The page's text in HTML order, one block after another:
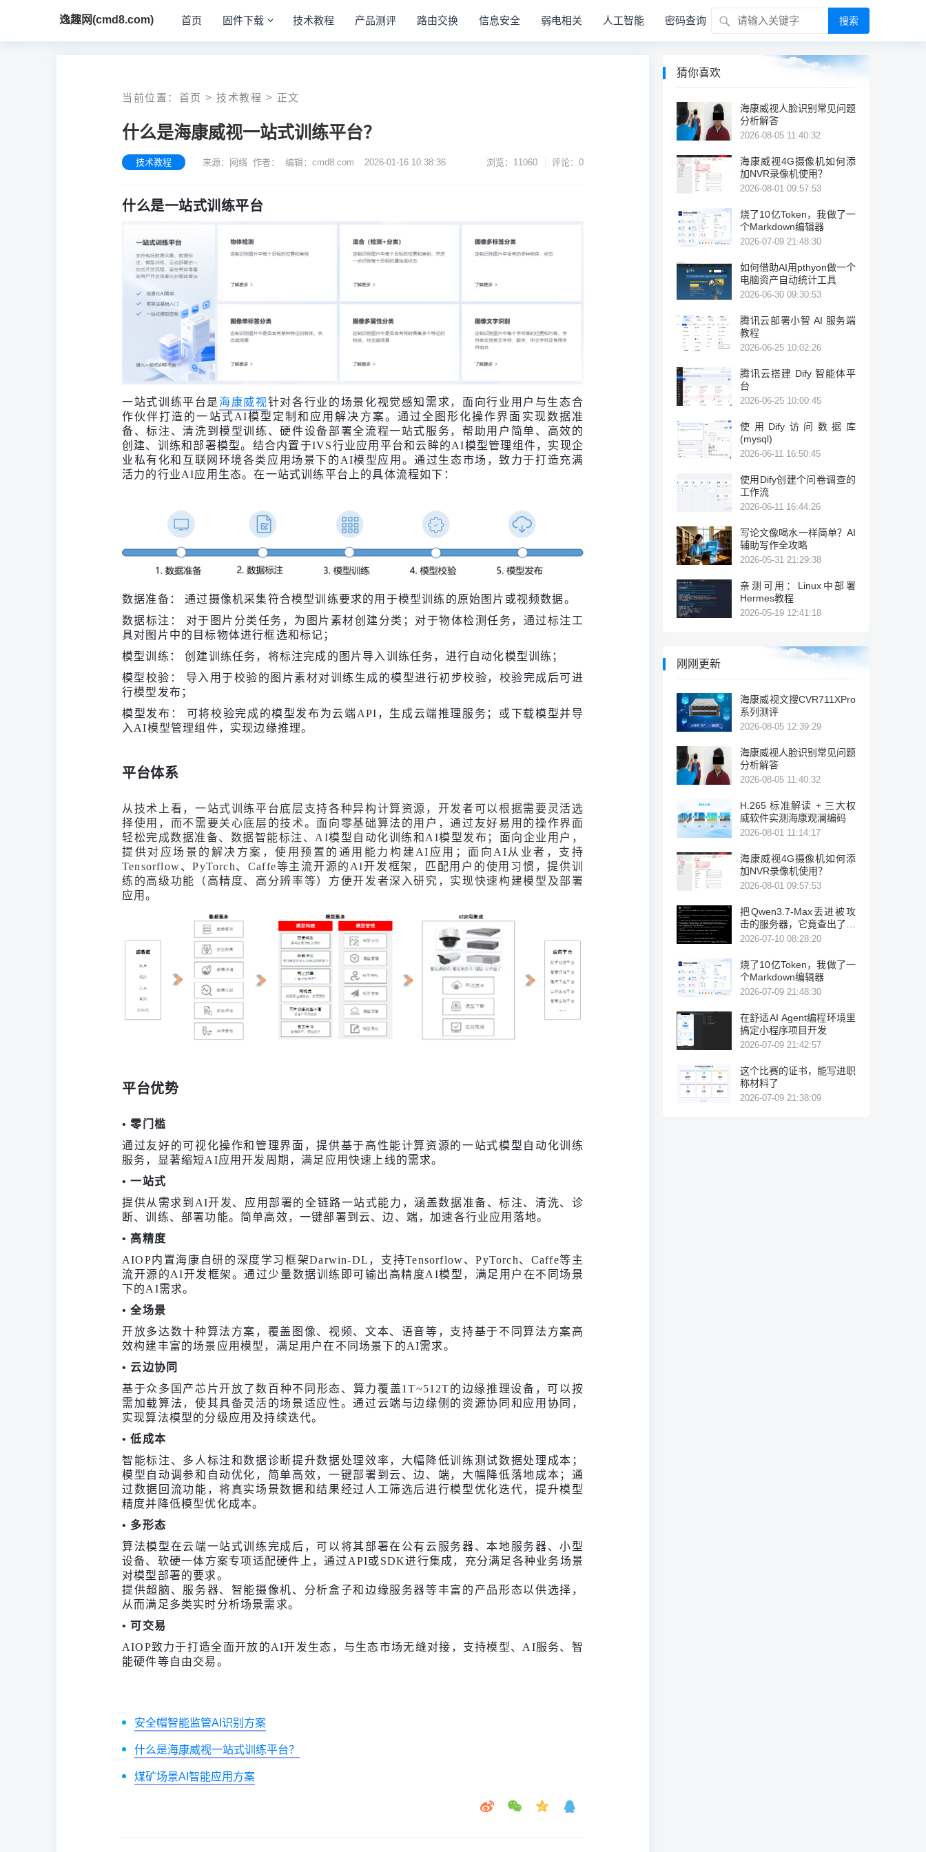
逸趣网(cmd8.com) 首页 固件下载 技术教程 产品测评 路由交换 信息安全 弱电相关 人工智能 密码查询 搜索
当前位置： 首页 > 技术教程 > 正文
什么是海康威视一站式训练平台？
技术教程 来源：网络 作者： 编辑：cmd8.com 2026-01-16 10:38:36 浏览：11060 评论：0
什么是一站式训练平台
一站式训练平台是 海康威视针对各行业的场景化视觉感知需求，面向行业用户与生态合
作伙伴打造的一站式AI模型定制和应用解决方案。通过全图形化操作界面实现数据准
备、标注、清洗到模型训练、硬件设备部署全流程一站式服务，帮助用户简单、高效的
创建、训练和部署模型。结合内置于IVS行业应用平台和云眸的AI模型管理组件，实现企
业私有化和互联网环境各类应用场景下的AI模型应用。通过生态市场，致力于打造充满
活力的行业AI应用生态。在一站式训练平台上的具体流程如下：
数据准备： 通过摄像机采集符合模型训练要求的用于模型训练的原始图片或视频数据。
数据标注： 对于图片分类任务，为图片素材创建分类；对于物体检测任务，通过标注工
具对图片中的目标物体进行框选和标记；
模型训练： 创建训练任务，将标注完成的图片导入训练任务，进行自动化模型训练；
模型校验： 导入用于校验的图片素材对训练生成的模型进行初步校验，校验完成后可进
行模型发布；
模型发布： 可将校验完成的模型发布为云端API，生成云端推理服务；或下载模型并导
入AI模型管理组件，实现边缘推理。
平台体系
从技术上看，一站式训练平台底层支持各种异构计算资源，开发者可以根据需要灵活选
择使用，而不需要关心底层的技术。面向零基础算法的用户，通过友好易用的操作界面
轻松完成数据准备、数据智能标注、 AI模型自动化训练和 AI模型发布；面向企业用户，
提供对应场景的解决方案，使用预置的通用能力构建AI 应用；面向 AI 从业者，支持
Tensorflow、PyTorch、Caffe等主流开源的 AI开发框架，匹配用户的使用习惯，提供训
练的高级功能（高精度、高分辨率等）方便开发者深入研究，实现快速构建模型及部署
应用。
平台优势
• 零门槛
通过友好的可视化操作和管理界面，提供基于高性能计算资源的一站式模型自动化训练
服务，显著缩短AI应用开发周期，满足应用快速上线的需求。
• 一站式
提供从需求到AI开发、应用部署的全链路一站式能力，涵盖数据准备、标注、清洗、诊
断、训练、部署功能。简单高效，一键部署到云、边、端，加速各行业应用落地。
• 高精度
AIOP内置海康自研的深度学习框架Darwin-DL，支持Tensorflow、PyTorch、Caffe等主
流开源的AI开发框架。通过少量数据训练即可输出高精度AI模型，满足用户在不同场景
下的AI需求。
• 全场景
开放多达数十种算法方案，覆盖图像、视频、文本、语音等，支持基于不同算法方案高
效构建丰富的场景应用模型，满足用户在不同场景下的AI需求。
• 云边协同
基于众多国产芯片开放了数百种不同形态、算力覆盖1T~512T的边缘推理设备，可以按
需加载算法，使其具备灵活的场景适应性。通过云端与边缘侧的资源协同和应用协同，
实现算法模型的分级应用及持续迭代。
• 低成本
智能标注、多人标注和数据诊断提升数据处理效率，大幅降低训练测试数据处理成本；
模型自动调参和自动优化，简单高效，一键部署到云、边、端，大幅降低落地成本；通
过数据回流功能，将真实场景数据和结果经过人工筛选后进行模型优化迭代，提升模型
精度并降低模型优化成本。
• 多形态
算法模型在云端一站式训练完成后，可以将其部署在公有云服务器、本地服务器、小型
设备、软硬一体方案专项适配硬件上，通过API或SDK进行集成，充分满足各种业务场景
对模型部署的要求。
提供超脑、服务器、智能摄像机、分析盒子和边缘服务器等丰富的产品形态以供选择，
从而满足多类实时分析场景需求。
• 可交易
AIOP致力于打造全面开放的AI开发生态，与生态市场无缝对接，支持模型、AI服务、智
能硬件等自由交易。
安全帽智能监管AI识别方案
什么是海康威视一站式训练平台？
煤矿场景AI智能应用方案
猜你喜欢
海康威视人脸识别常见问题
分析解答
2026-08-05 11:40:32
海康威视4G摄像机如何添
加NVR录像机使用？
2026-08-01 09:57:53
烧了10亿Token，我做了一
个Markdown编辑器
2026-07-09 21:48:30
如何借助AI用pthyon做一个
电脑资产自动统计工具
2026-06-30 09:30:53
腾讯云部署小智 AI 服务端
教程
2026-06-25 10:02:26
腾讯云搭建 Dify 智能体平
台
2026-06-25 10:00:45
使用Dify访问数据库
(mysql)
2026-06-11 16:50:45
使用Dify创建个问卷调查的
工作流
2026-06-11 16:44:26
写论文像喝水一样简单？AI
辅助写作全攻略
2026-05-31 21:29:38
亲测可用：Linux中部署
Hermes教程
2026-05-19 12:41:18
刚刚更新
海康威视文搜CVR711XPro
系列测评
2026-08-05 12:39:29
海康威视人脸识别常见问题
分析解答
2026-08-05 11:40:32
H.265 标准解读 + 三大权
威软件实测海康观澜编码
2026-08-01 11:14:17
海康威视4G摄像机如何添
加NVR录像机使用？
2026-08-01 09:57:53
把Qwen3.7-Max丢进被攻
击的服务器，它竟查出了暴
力破解！
2026-07-10 08:28:20
烧了10亿Token，我做了一
个Markdown编辑器
2026-07-09 21:48:30
在舒适AI Agent编程环境里
搞定小程序项目开发
2026-07-09 21:42:57
这个比赛的证书，能写进职
称材料了
2026-07-09 21:38:09